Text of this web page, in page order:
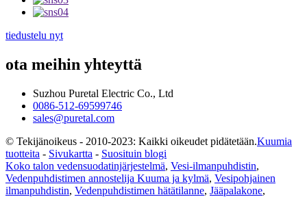
tiedustelu nyt
ota meihin yhteyttä
Suzhou Puretal Electric Co., Ltd
0086-512-69599746
sales@puretal.com
© Tekijänoikeus - 2010-2023: Kaikki oikeudet pidätetään.Kuumia
tuotteita - Sivukartta - Suosituin blogi
Koko talon vedensuodatinjärjestelmä, Vesi-ilmanpuhdistin,
Vedenpuhdistimen annostelija Kuuma ja kylmä, Vesipohjainen
ilmanpuhdistin, Vedenpuhdistimen hätätilanne, Jääpalakone,